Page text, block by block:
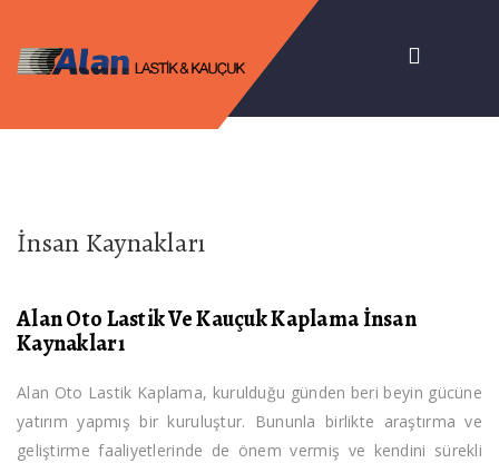
İnsan Kaynakları
Alan Oto Lastik Ve Kauçuk Kaplama İnsan
Kaynakları
Alan Oto Lastik Kaplama, kurulduğu günden beri beyin gücüne
yatırım yapmış bir kuruluştur. Bununla birlikte araştırma ve
geliştirme faaliyetlerinde de önem vermiş ve kendini sürekli